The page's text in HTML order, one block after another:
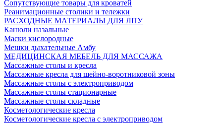
Сопутствующие товары для кроватей
Реанимационные столики и тележки
РАСХОДНЫЕ МАТЕРИАЛЫ ДЛЯ ЛПУ
Канюли назальные
Маски кислородные
Мешки дыхательные Амбу
МЕДИЦИНСКАЯ МЕБЕЛЬ ДЛЯ МАССАЖА
Массажные столы и кресла
Массажные кресла для шейно-воротниковой зоны
Массажные столы с электроприводом
Массажные столы стационарные
Массажные столы складные
Косметологические кресла
Косметологические кресла с электроприводом